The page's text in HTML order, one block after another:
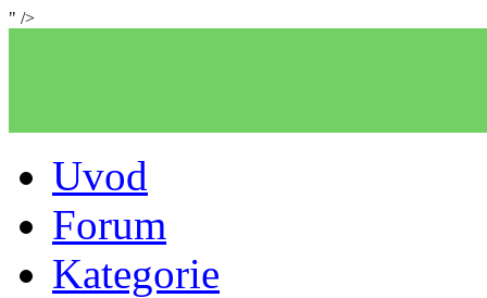
" />
Uvod
Forum
Kategorie